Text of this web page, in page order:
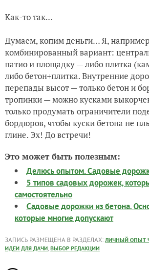
Как-то так...
Думаем, копим деньги… Я,
комбинированный вариант:
патио и площадку — либо плитка
либо бетон+плитка. Внутренние
перепады высот — только бетон и
тропинки — можно кусками
только продумать ограничители
бордюров, чтобы куски бетона не
глине. Эх! До встречи!
Это может быть полезным:
Делюсь опытом. Садовые
5 типов садовых дорожек,
самостоятельно
Садовые дорожки из бетона.
которые многие допускают
ЗАПИСЬ РАЗМЕЩЕНА В РАЗДЕЛАХ: ЛИЧНЫЙ ОПЫТ
ИДЕИ ДЛЯ ДАЧИ, ВЫБОР РЕДАКЦИИ